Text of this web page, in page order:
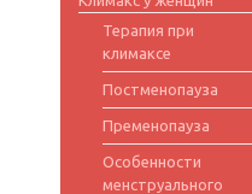
Терапия при
климаксе
Постменопауза
Пременопауза
Особенности
менструального